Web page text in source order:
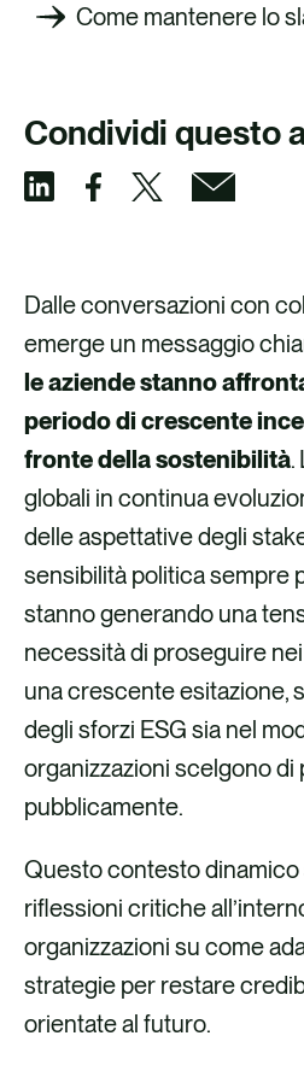
Come mantenere lo
Condividi questo
n
d
i
v
i
d
i
v
i
a
L
i
n
k
d
i
n
n
d
i
v
i
d
i
v
i
a
F
a
c
e
o
o
k
n
d
i
v
i
d
i
v
i
a
X
n
d
i
v
i
d
i
v
i
a
e
-
m
l
Dalle conversazioni con
emerge un messaggio
le aziende stanno
periodo di crescente
fronte della sostenibilità.
globali in continua
delle aspettative degli
sensibilità politica sempre
stanno generando una
necessità di proseguire
una crescente esitazione,
degli sforzi ESG sia nel
organizzazioni scelgono di
pubblicamente.
Questo contesto
riflessioni critiche
organizzazioni su come
strategie per restare
orientate al futuro.